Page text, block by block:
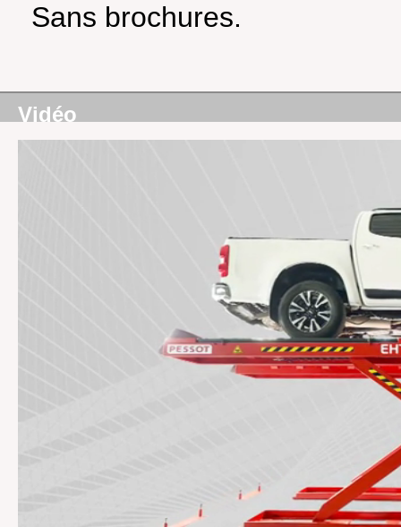
Sans brochures.
Vidéo